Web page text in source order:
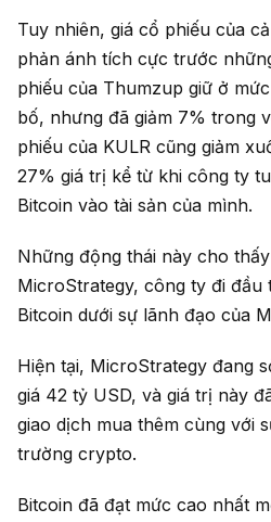
Tuy nhiên, giá cổ phiếu của
phản ánh tích cực trước
phiếu của Thumzup giữ ở
bố, nhưng đã giảm 7% trong
phiếu của KULR cũng giảm
27% giá trị kể từ khi công ty
Bitcoin vào tài sản của mình.
Những động thái này cho
MicroStrategy, công ty đi đầu
Bitcoin dưới sự lãnh đạo của
Hiện tại, MicroStrategy đang
giá 42 tỷ USD, và giá trị này
giao dịch mua thêm cùng với
trường crypto.
Bitcoin đã đạt mức cao nhất